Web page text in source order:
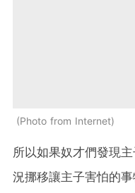
Photo from Internet
所以如果奴才們發現
況挪移讓主子害怕的